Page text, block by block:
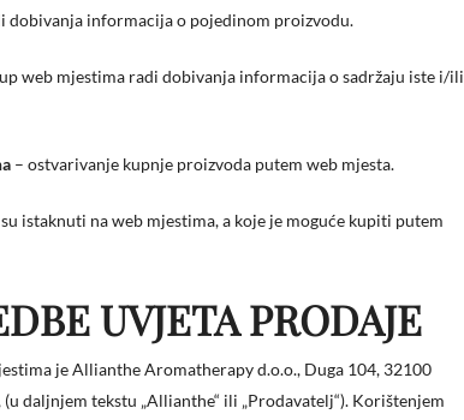
dobivanja informacija o pojedinom proizvodu.
web mjestima radi dobivanja informacija o sadržaju iste i/ili
– ostvarivanje kupnje proizvoda putem web mjesta.
istaknuti na web mjestima, a koje je moguće kupiti putem
UVJETA PRODAJE
je Allianthe Aromatherapy d.o.o., Duga 104, 32100
daljnjem tekstu „Allianthe“ ili „Prodavatelj“). Korištenjem